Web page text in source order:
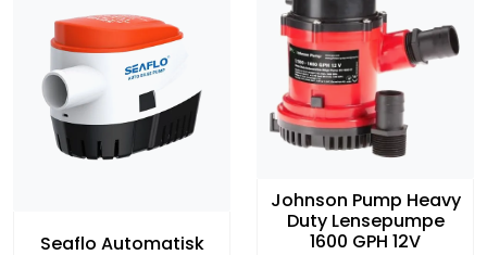
Seaflo Automatisk
Johnson Pump Heavy
Duty Lensepumpe
1600 GPH 12V